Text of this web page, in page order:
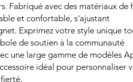
Fabriqué avec des matériaux de
et confortable, s'ajustant
Exprimez votre style unique
de soutien à la communauté
une large gamme de modèles
idéal pour personnaliser